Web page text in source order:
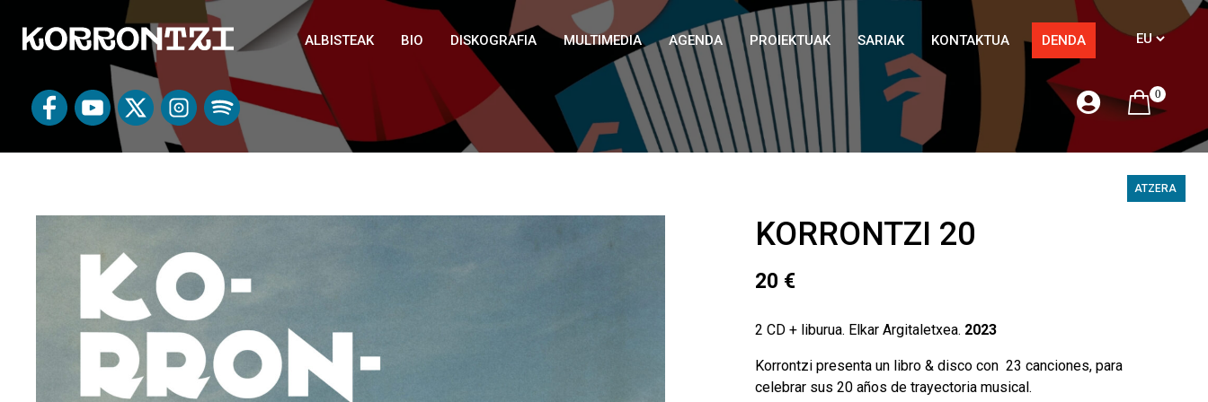
ALBISTEAK BIO DISKOGRAFIA MULTIMEDIA AGENDA PROIEKTUAK SARIAK KONTAKTUA DENDA
0
ATZERA
KORRONTZI 20
20 €
2 CD + liburua. Elkar Argitaletxea. 2023
Korrontzi presenta un libro & disco con 23 canciones, para
celebrar sus 20 años de trayectoria musical.